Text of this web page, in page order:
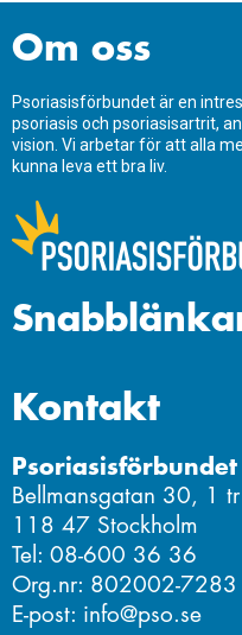
Om oss
Psoriasisförbundet är en
psoriasis och psoriasisartrit,
vision. Vi arbetar för att alla
kunna leva ett bra liv.
Kontakt
Psoriasisförbundet
Bellmansgatan 30, 1 tr
118 47 Stockholm
Tel: 08-600 36 36
Org.nr: 802002-7283
E-post: info@pso.se